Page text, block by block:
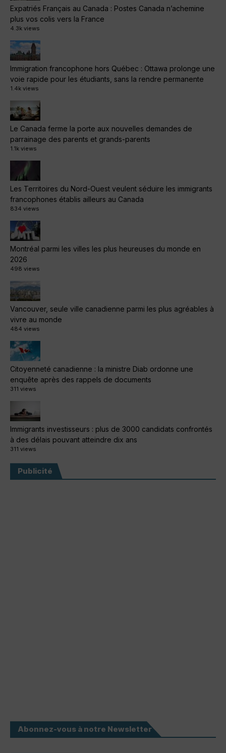
Expatriés Français au Canada : Postes Canada n’achemine
plus vos colis vers la France
4.3k views
Immigration francophone hors Québec : Ottawa prolonge une
voie rapide pour les étudiants, sans la rendre permanente
1.4k views
Le Canada ferme la porte aux nouvelles demandes de
parrainage des parents et grands-parents
1.1k views
Les Territoires du Nord-Ouest veulent séduire les immigrants
francophones établis ailleurs au Canada
834 views
Montréal parmi les villes les plus heureuses du monde en
2026
498 views
Vancouver, seule ville canadienne parmi les plus agréables à
vivre au monde
484 views
Citoyenneté canadienne : la ministre Diab ordonne une
enquête après des rappels de documents
311 views
Immigrants investisseurs : plus de 3000 candidats confrontés
à des délais pouvant atteindre dix ans
311 views
Publicité
Abonnez-vous à notre Newsletter